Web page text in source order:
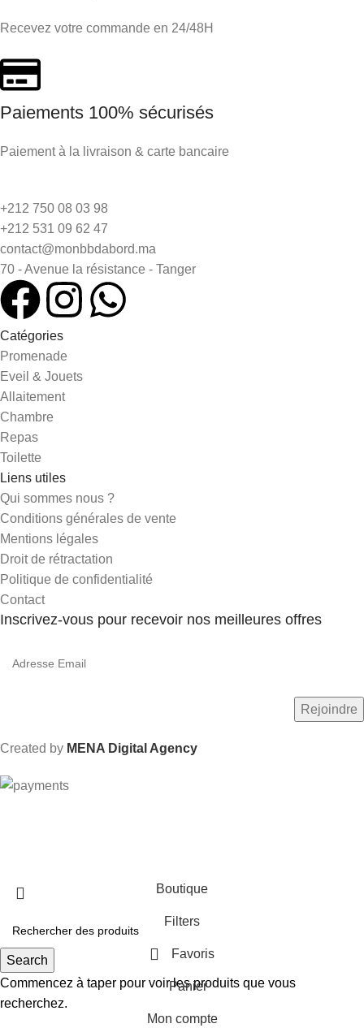
Recevez votre commande en 24/48H
Paiements 100% sécurisés
Paiement à la livraison & carte bancaire
+212 750 08 03 98
+212 531 09 62 47
contact@monbbdabord.ma
70 - Avenue la résistance - Tanger
Catégories
Promenade
Eveil & Jouets
Allaitement
Chambre
Repas
Toilette
Liens utiles
Qui sommes nous ?
Conditions générales de vente
Mentions légales
Droit de rétractation
Politique de confidentialité
Contact
Inscrivez-vous pour recevoir nos meilleures offres
Created by MENA Digital Agency
Search
Commencez à taper pour voir les produits que vous
recherchez.
Boutique
Filters
Favoris
Panier
Mon compte